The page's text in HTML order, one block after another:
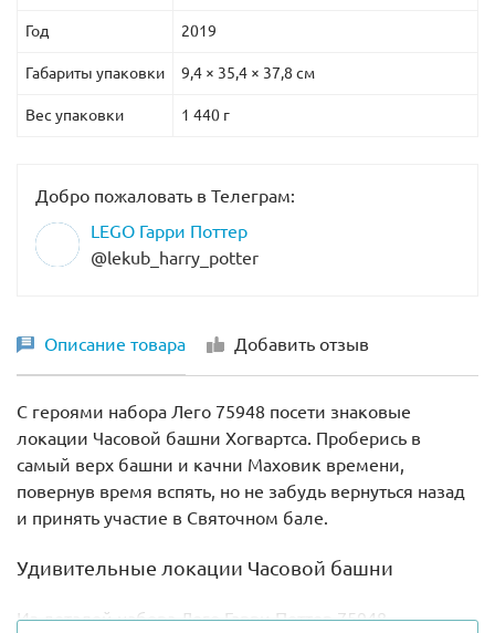
Год 2019
Габариты упаковки 9,4 × 35,4 × 37,8 см
Вес упаковки 1 440 г
Добро пожаловать в Телеграм:
LEGO Гарри Поттер
@lekub_harry_potter
Описание товара Добавить отзыв
С героями набора Лего 75948 посети знаковые
локации Часовой башни Хогвартса. Проберись в
самый верх башни и качни Маховик времени,
повернув время вспять, но не забудь вернуться назад
и принять участие в Святочном бале.
Удивительные локации Часовой башни
Из деталей набора Лего Гарри Поттер 75948